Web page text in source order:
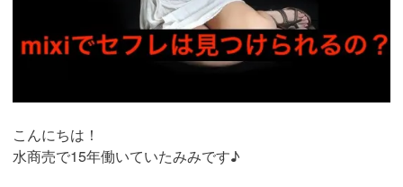
こんにちは！
水商売で15年働いていたみみです♪